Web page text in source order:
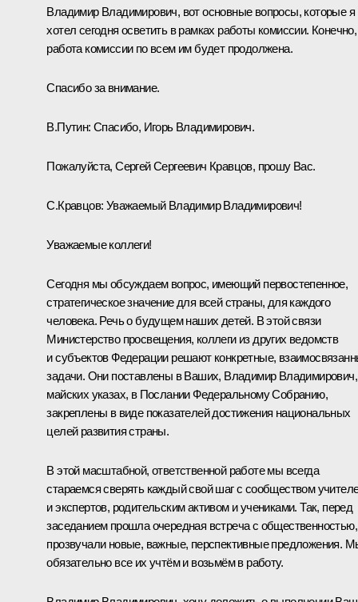
Владимир Владимирович, вот основные вопросы, которые я
хотел сегодня осветить в рамках работы комиссии. Конечно,
работа комиссии по всем им будет продолжена.
Спасибо за внимание.
В.Путин: Спасибо, Игорь Владимирович.
Пожалуйста, Сергей Сергеевич Кравцов, прошу Вас.
С.Кравцов: Уважаемый Владимир Владимирович!
Уважаемые коллеги!
Сегодня мы обсуждаем вопрос, имеющий первостепенное,
стратегическое значение для всей страны, для каждого
человека. Речь о будущем наших детей. В этой связи
Министерство просвещения, коллеги из других ведомств
и субъектов Федерации решают конкретные,
задачи. Они поставлены в Ваших, Владимир Владимирович,
майских указах, в Послании Федеральному Собранию,
закреплены в виде показателей достижения национальных
целей развития страны.
В этой масштабной, ответственной работе мы всегда
стараемся сверять каждый свой шаг с сообществом
и экспертов, родительским активом и учениками. Так, перед
заседанием прошла очередная встреча с общественностью,
прозвучали новые, важные, перспективные предложения.
обязательно все их учтём и возьмём в работу.